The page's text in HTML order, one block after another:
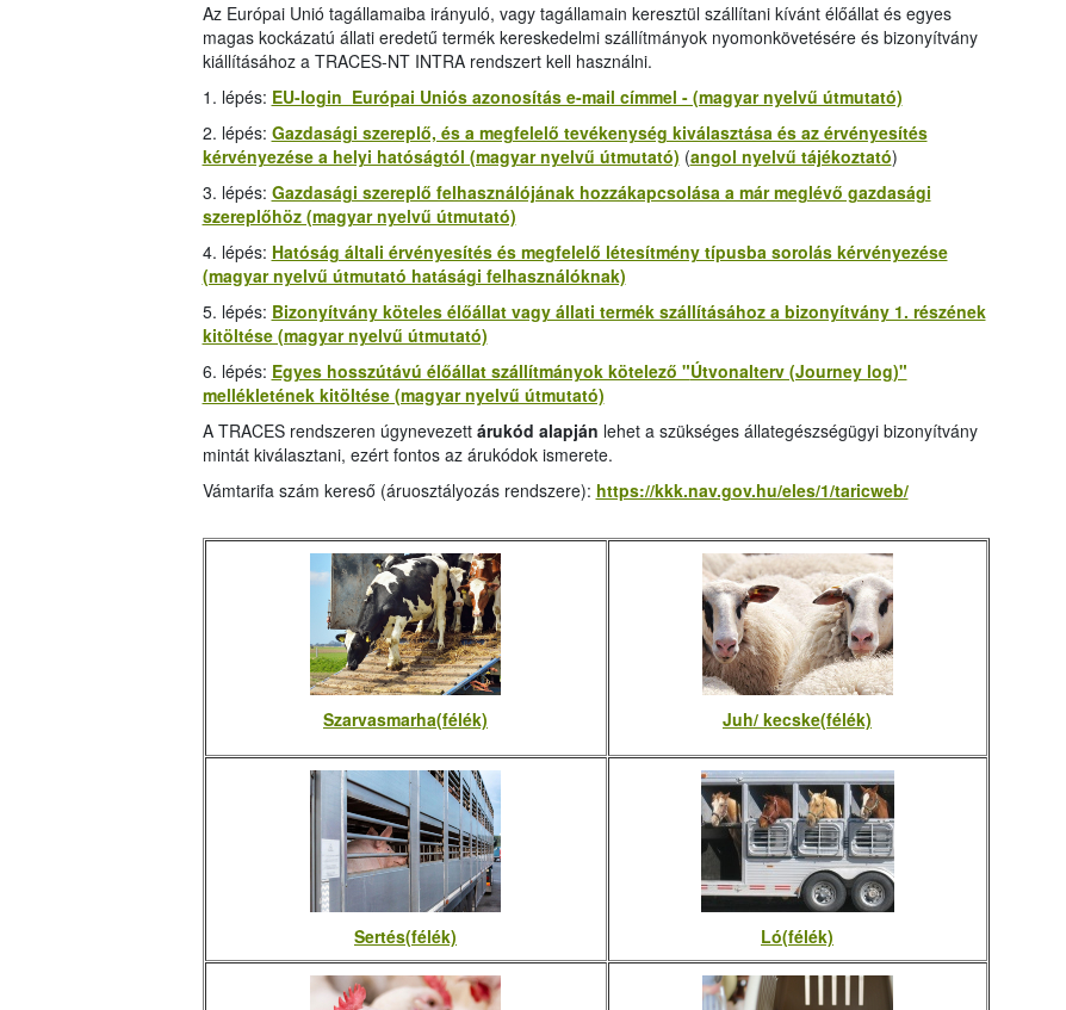
Az Európai Unió tagállamaiba irányuló, vagy tagállamain keresztül szállítani kívánt élőállat és egyes
magas kockázatú állati eredetű termék kereskedelmi szállítmányok nyomonkövetésére és bizonyítvány
kiállításához a TRACES-NT INTRA rendszert kell használni.
1. lépés: EU-login Európai Uniós azonosítás e-mail címmel - (magyar nyelvű útmutató)
2. lépés: Gazdasági szereplő, és a megfelelő tevékenység kiválasztása és az érvényesítés
kérvényezése a helyi hatóságtól (magyar nyelvű útmutató) (angol nyelvű tájékoztató)
3. lépés: Gazdasági szereplő felhasználójának hozzákapcsolása a már meglévő gazdasági
szereplőhöz (magyar nyelvű útmutató)
4. lépés: Hatóság általi érvényesítés és megfelelő létesítmény típusba sorolás kérvényezése
(magyar nyelvű útmutató hatásági felhasználóknak)
5. lépés: Bizonyítvány köteles élőállat vagy állati termék szállításához a bizonyítvány 1. részének
kitöltése (magyar nyelvű útmutató)
6. lépés: Egyes hosszútávú élőállat szállítmányok kötelező "Útvonalterv (Journey log)"
mellékletének kitöltése (magyar nyelvű útmutató)
A TRACES rendszeren úgynevezett árukód alapján lehet a szükséges állategészségügyi bizonyítvány
mintát kiválasztani, ezért fontos az árukódok ismerete.
Vámtarifa szám kereső (áruosztályozás rendszere): https://kkk.nav.gov.hu/eles/1/taricweb/
Szarvasmarha(félék) Juh/ kecske(félék)
Sertés(félék) Ló(félék)